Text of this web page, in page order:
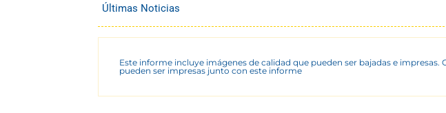
Últimas Noticias
Este informe incluye imágenes de calidad que pueden ser bajadas e impresas.
pueden ser impresas junto con este informe